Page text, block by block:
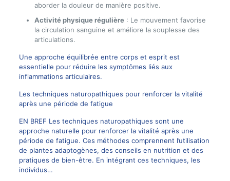
aborder la douleur de manière positive.
Activité physique régulière: Le mouvement favorise
la circulation sanguine et améliore la souplesse des
articulations.
Une approche équilibrée entre corps et esprit est
essentielle pour réduire les symptômes liés aux
inflammations articulaires.
Les techniques naturopathiques pour renforcer la vitalité
après une période de fatigue
EN BREF Les techniques naturopathiques sont une
approche naturelle pour renforcer la vitalité après une
période de fatigue. Ces méthodes comprennent l’utilisation
de plantes adaptogènes, des conseils en nutrition et des
pratiques de bien-être. En intégrant ces techniques, les
individus…